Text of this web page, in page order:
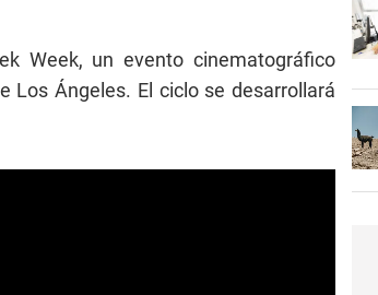
Week, un evento cinematográfico
Los Ángeles. El ciclo se desarrollará